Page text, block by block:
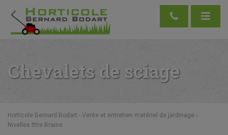
Chevalets de sciage
Horticole Bernard Bodart - Vente et entretien matériel de jardinage -
Nivelles Ittre Braine